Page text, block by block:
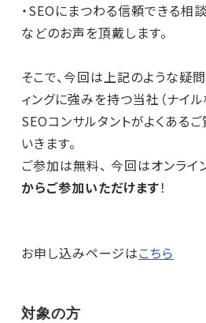
・SEOにまつわる信頼できる相
などのお声を頂戴します。
そこで、今回は上記のような疑
ィングに強みを持つ当社（ナイル
SEOコンサルタントがよくある
いきます。
ご参加は無料、 今回はオンライ
からご参加いただけます！
お申し込みページはこちら
対象の方